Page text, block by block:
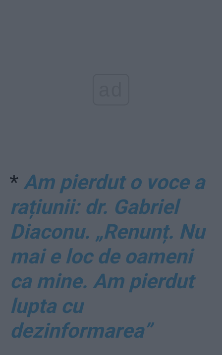
* Am pierdut o voce a
rațiunii: dr. Gabriel
Diaconu. „Renunț. Nu
mai e loc de oameni
ca mine. Am pierdut
lupta cu
dezinformarea”